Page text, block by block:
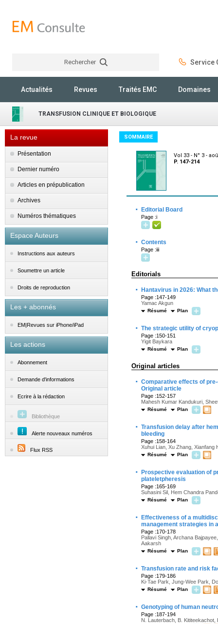
Rechercher Service
Actualités Revues Traités EMC Domaines
TRANSFUSION CLINIQUE ET BIOLOGIQUE
La revue
Présentation
Dernier numéro
Articles en prépublication
Archives
Numéros thématiques
Espace Auteurs
Instructions aux auteurs
Soumettre un article
Droits de reproduction
Les + abonnés
EM|Revues sur iPhone/iPad
Les actions
Abonnement
Demande d'informations
Ecrire à la rédaction
Bibliothèque
Alerte nouveaux numéros
Flux RSS
SOMMAIRE
Vol 33 - N° 3 -
P. 147-214
· Editorial Board
Page :i
· Contents
Page :iii
Editorials
· Hantavirus in 2026: What
Page :147-149
Yamac Akgun
Résumé Plan
· The strategic utility of
Page :150-151
Yigit Baykara
Résumé Plan
Original articles
· Comparative effects of
Original article
Page :152-157
Mahesh Kumar Kandukuri,
Résumé Plan
· Transfusion delay after
bleeding
Page :158-164
Xuhui Lian, Xu Zhang, Xianfang
Résumé Plan
·
Prospective evaluation of
plateletpheresis
Page :165-169
Suhasini Sil, Hem Chandra
Résumé Plan
·
Effectiveness of a
management strategies in
Page :170-178
Pallavi Singh, Archana
Aakarsh
Résumé Plan
· Transfusion rate and risk
Page :179-186
Ki-Tae Park, Jung-Wee Park,
Résumé Plan
· Genotyping of human
Page :187-194
N. Lauterbach, B.